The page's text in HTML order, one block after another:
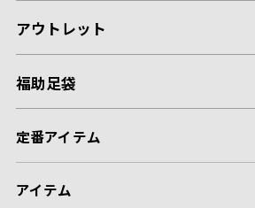
アウトレット
福助足袋
定番アイテム
アイテム